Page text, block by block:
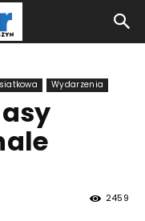
Wydarzenia
2459